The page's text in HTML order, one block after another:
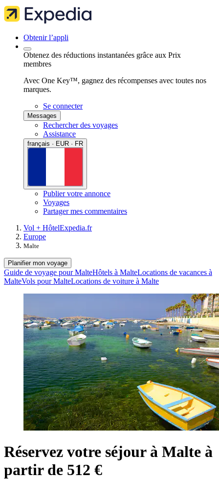
Obtenir l’appli
Obtenez des réductions instantanées grâce aux Prix
membres
Avec One Key™, gagnez des récompenses avec toutes nos
marques.
Se connecter
Messages
Rechercher des voyages
Assistance
français · EUR · FR
Publier votre annonce
Voyages
Partager mes commentaires
Vol + HôtelExpedia.fr
Europe
Malte
Planifier mon voyage
Guide de voyage pour MalteHôtels à MalteLocations de vacances à
MalteVols pour MalteLocations de voiture à Malte
Réservez votre séjour à Malte à
partir de 512 €